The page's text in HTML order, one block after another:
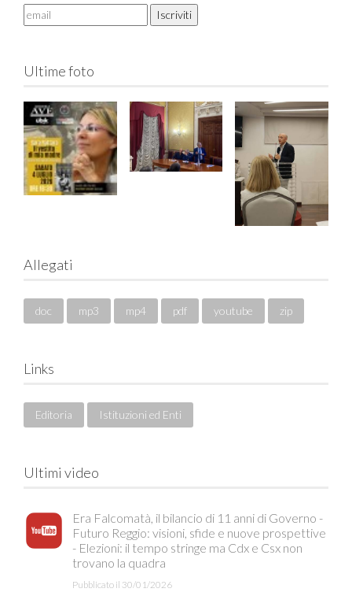
Ultime foto
Allegati
doc mp3 mp4 pdf youtube zip
Links
Editoria Istituzioni ed Enti
Ultimi video
Era Falcomatà, il bilancio di 11 anni di Governo -
Futuro Reggio: visioni, sfide e nuove prospettive
- Elezioni: il tempo stringe ma Cdx e Csx non
trovano la quadra
Pubblicato il 30/01/2026